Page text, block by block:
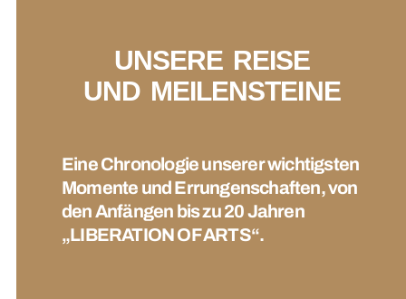
UNSERE REISE
UND MEILENSTEINE
Eine Chronologie unserer wichtigsten
Momente und Errungenschaften, von
den Anfängen bis zu 20 Jahren
„LIBERATION OF ARTS“.